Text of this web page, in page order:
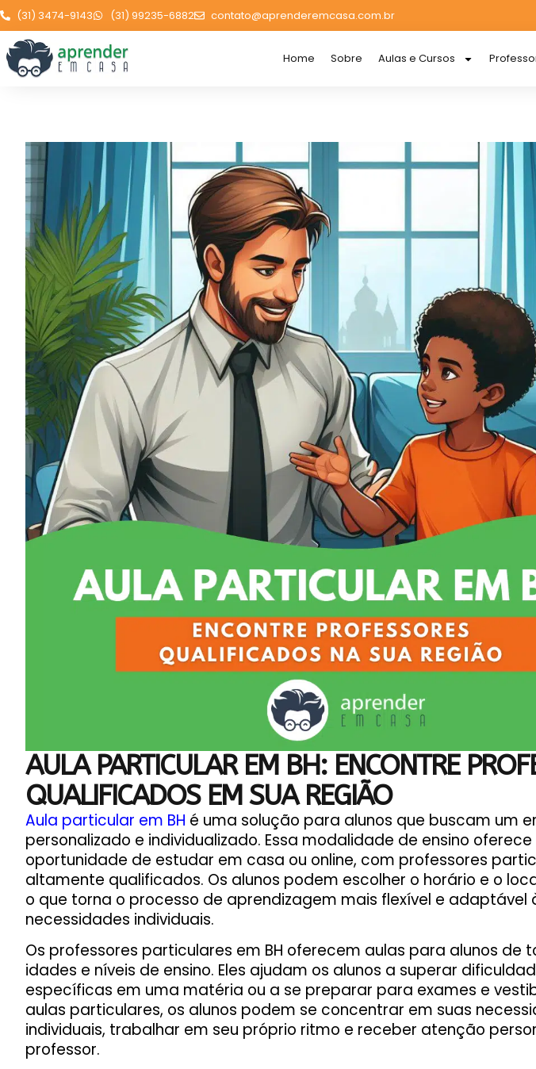
(31) 3474-9143 (31) 99235-6882 contato@aprenderemcasa.com.br
Home Sobre Aulas e Cursos
AULA PARTICULAR EM BH: ENCONTRE
QUALIFICADOS EM SUA REGIÃO
Aula particular em BH é uma solução para alunos que buscam um
personalizado e individualizado. Essa modalidade de ensino oferece
oportunidade de estudar em casa ou online, com professores
altamente qualificados. Os alunos podem escolher o horário e o
o que torna o processo de aprendizagem mais flexível e adaptável
necessidades individuais.
Os professores particulares em BH oferecem aulas para alunos de
idades e níveis de ensino. Eles ajudam os alunos a superar
específicas em uma matéria ou a se preparar para exames e
aulas particulares, os alunos podem se concentrar em suas
individuais, trabalhar em seu próprio ritmo e receber atenção
professor.